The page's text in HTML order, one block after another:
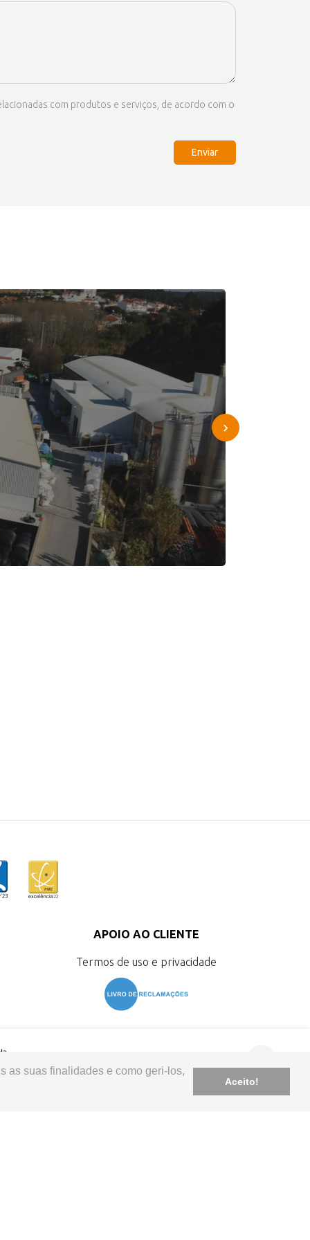
as suas finalidades e como geri-los,
Aceito!
com produtos e serviços, de acordo com o
Enviar
APOIO AO CLIENTE
Termos de uso e privacidade